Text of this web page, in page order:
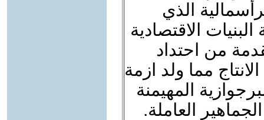
الذي
الاقتصادية
من احتداد
مما ولد ازمة
المهيمنة
العاملة.